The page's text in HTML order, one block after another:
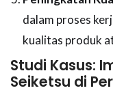
dalam proses
kualitas produk
Studi Kasus:
Seiketsu di